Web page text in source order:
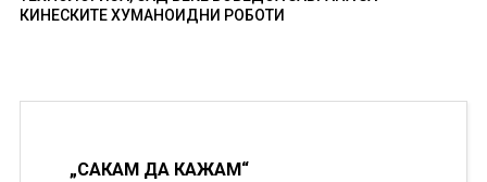
КИНЕСКИТЕ ХУМАНОИДНИ РОБОТИ
„САКАМ ДА КАЖАМ“